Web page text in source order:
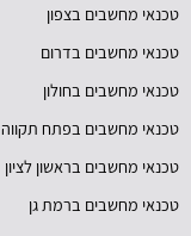
טכנאי מחשבים בצפון
טכנאי מחשבים בדרום
טכנאי מחשבים בחולון
טכנאי מחשבים בפתח תקווה
טכנאי מחשבים בראשון לציון
טכנאי מחשבים ברמת גן